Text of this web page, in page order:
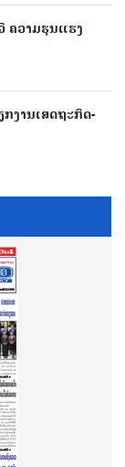
ຄວາມຮຸນແຮງ
ງານເສດຖະກິດ-